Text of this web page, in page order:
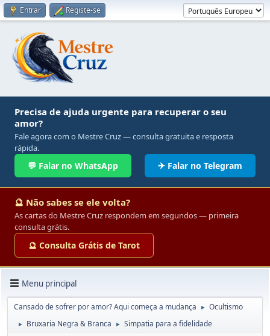
Entrar Registe-se
Precisa de ajuda urgente para recuperar o seu
amor?
Fale agora com o Mestre Cruz — consulta gratuita e resposta
rápida.
💬 Falar no WhatsApp ✈ Falar no Telegram
🔮 Não sabes se ele volta?
As cartas do Mestre Cruz respondem em segundos — primeira
consulta grátis.
🔮 Consulta Grátis de Tarot
Menu principal
Cansado de sofrer por amor? Aqui começa a mudança ► Ocultismo
► Bruxaria Negra & Branca ► Simpatia para a fidelidade